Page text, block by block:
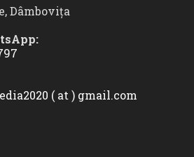
Dâmbovița
( at ) gmail.com